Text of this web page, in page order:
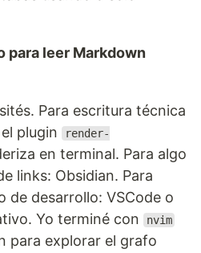
para leer Markdown
Para escritura técnica
plugin render-
en terminal. Para algo
links: Obsidian. Para
de desarrollo: VSCode o
Yo terminé con
nvim
para explorar el grafo